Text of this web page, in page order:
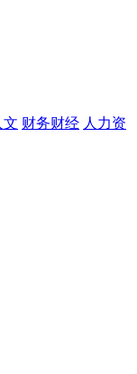
文 财务财经 人力资